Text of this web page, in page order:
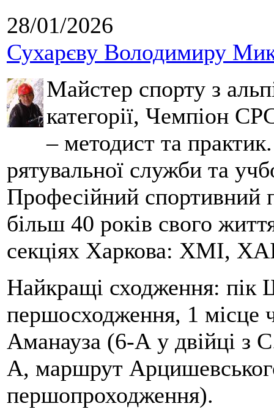
28/01/2026
Сухарєву Володимиру
Майстер спорту з
категорії, Чемпіон
– методист та
рятувальної служби та
Професійний спортивний
більш 40 років свого
секціях Харкова: ХМІ,
Найкращі сходження: пік
першосходження, 1 місце
Аманауза (6-А у двійці з
А, маршрут
першопроходження).